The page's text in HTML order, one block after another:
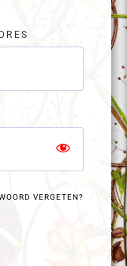
VERGETEN?